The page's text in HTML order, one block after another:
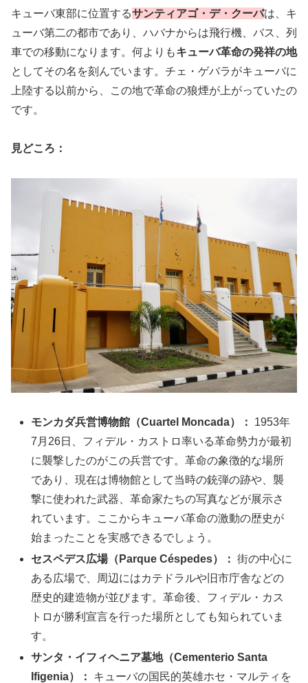
キューバ東部に位置するサンティアゴ・デ・クーバは、キ
ューバ第二の都市であり、ハバナからは飛行機、バス、列
車での移動になります。何よりもキューバ革命の発祥の地
としてその名を刻んでいます。チェ・ゲバラがキューバに
上陸する以前から、この地で革命の狼煙が上がっていたの
です。
見どころ：
モンカダ兵営博物館（Cuartel Moncada）：
1953年
7月26日、フィデル・カストロ率いる革命勢力が最初
に襲撃したのがこの兵営です。革命の象徴的な場所
であり、現在は博物館として当時の銃弾の跡や、襲
撃に使われた武器、革命家たちの写真などが展示さ
れています。ここからキューバ革命の激動の歴史が
始まったことを実感できるでしょう。
セスペデス広場（Parque Céspedes）： 街の中心に
ある広場で、周辺にはカテドラルや旧市庁舎などの
歴史的建造物が並びます。革命後、フィデル・カス
トロが勝利宣言を行った場所としても知られていま
す。
サンタ・イフィヘニア墓地（Cementerio Santa
Ifigenia）：
キューバの国民的英雄ホセ・マルティを